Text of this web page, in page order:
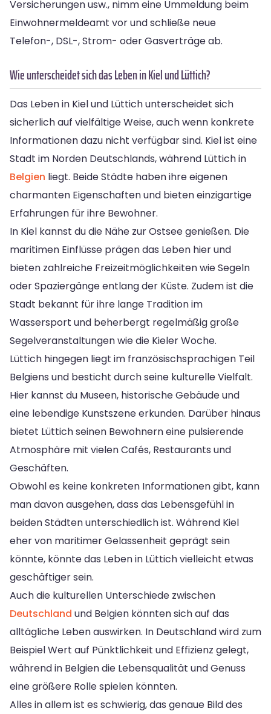
Versicherungen usw., nimm eine Ummeldung beim
Einwohnermeldeamt vor und schließe neue
Telefon-, DSL-, Strom- oder Gasverträge ab.
Wie unterscheidet sich das Leben in Kiel und Lüttich?
Das Leben in Kiel und Lüttich unterscheidet sich
sicherlich auf vielfältige Weise, auch wenn konkrete
Informationen dazu nicht verfügbar sind. Kiel ist eine
Stadt im Norden Deutschlands, während Lüttich in
Belgien liegt. Beide Städte haben ihre eigenen
charmanten Eigenschaften und bieten einzigartige
Erfahrungen für ihre Bewohner.
In Kiel kannst du die Nähe zur Ostsee genießen. Die
maritimen Einflüsse prägen das Leben hier und
bieten zahlreiche Freizeitmöglichkeiten wie Segeln
oder Spaziergänge entlang der Küste. Zudem ist die
Stadt bekannt für ihre lange Tradition im
Wassersport und beherbergt regelmäßig große
Segelveranstaltungen wie die Kieler Woche.
Lüttich hingegen liegt im französischsprachigen Teil
Belgiens und besticht durch seine kulturelle Vielfalt.
Hier kannst du Museen, historische Gebäude und
eine lebendige Kunstszene erkunden. Darüber hinaus
bietet Lüttich seinen Bewohnern eine pulsierende
Atmosphäre mit vielen Cafés, Restaurants und
Geschäften.
Obwohl es keine konkreten Informationen gibt, kann
man davon ausgehen, dass das Lebensgefühl in
beiden Städten unterschiedlich ist. Während Kiel
eher von maritimer Gelassenheit geprägt sein
könnte, könnte das Leben in Lüttich vielleicht etwas
geschäftiger sein.
Auch die kulturellen Unterschiede zwischen
Deutschland und Belgien könnten sich auf das
alltägliche Leben auswirken. In Deutschland wird zum
Beispiel Wert auf Pünktlichkeit und Effizienz gelegt,
während in Belgien die Lebensqualität und Genuss
eine größere Rolle spielen könnten.
Alles in allem ist es schwierig, das genaue Bild des